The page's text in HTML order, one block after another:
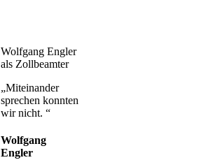
Wolfgang Engler
als Zollbeamter
„Miteinander
sprechen konnten
wir nicht. “
Wolfgang
Engler